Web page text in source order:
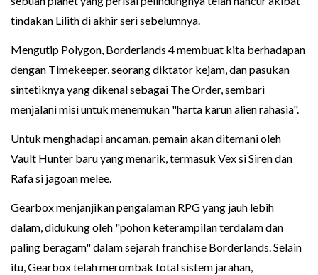
tindakan Lilith di akhir seri sebelumnya.
Mengutip Polygon, Borderlands 4 membuat kita berhadapan
dengan Timekeeper, seorang diktator kejam, dan pasukan
sintetiknya yang dikenal sebagai The Order, sembari
menjalani misi untuk menemukan "harta karun alien rahasia".
Untuk menghadapi ancaman, pemain akan ditemani oleh
Vault Hunter baru yang menarik, termasuk Vex si Siren dan
Rafa si jagoan melee.
Gearbox menjanjikan pengalaman RPG yang jauh lebih
dalam, didukung oleh "pohon keterampilan terdalam dan
paling beragam" dalam sejarah franchise Borderlands. Selain
itu, Gearbox telah merombak total sistem jarahan,